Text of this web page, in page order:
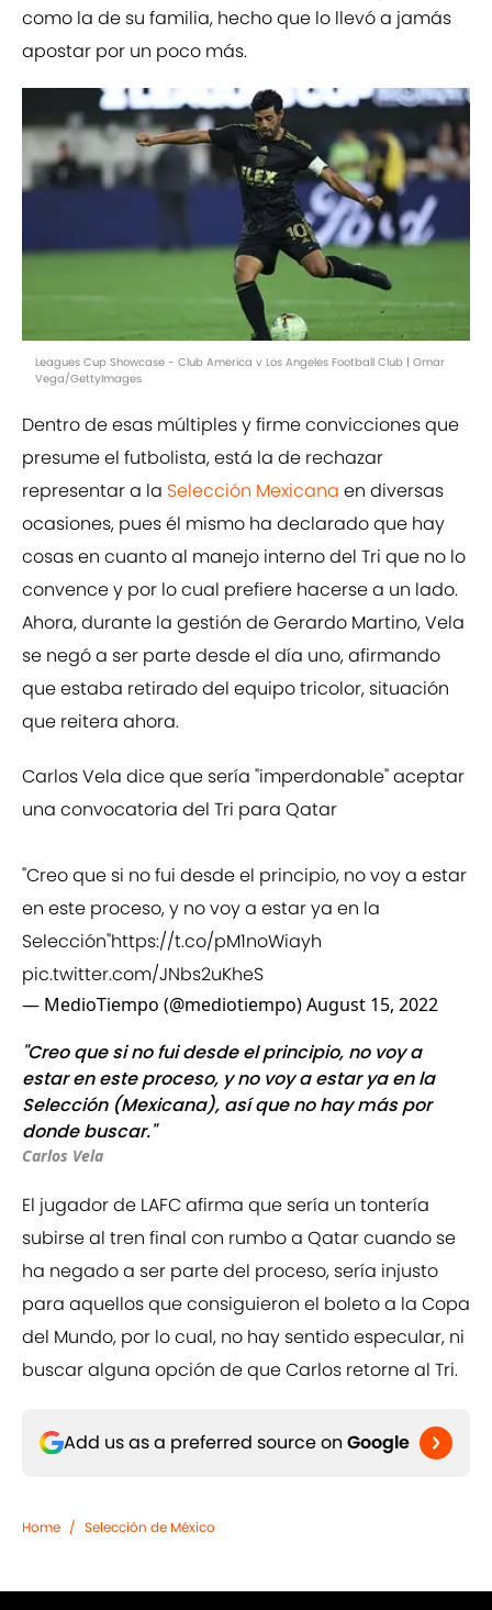
como la de su familia, hecho que lo llevó a jamás
apostar por un poco más.
Leagues Cup Showcase - Club America v Los Angeles Football Club | Omar
Vega/GettyImages
Dentro de esas múltiples y firme convicciones que
presume el futbolista, está la de rechazar
representar a la Selección Mexicana en diversas
ocasiones, pues él mismo ha declarado que hay
cosas en cuanto al manejo interno del Tri que no lo
convence y por lo cual prefiere hacerse a un lado.
Ahora, durante la gestión de Gerardo Martino, Vela
se negó a ser parte desde el día uno, afirmando
que estaba retirado del equipo tricolor, situación
que reitera ahora.
Carlos Vela dice que sería "imperdonable" aceptar
una convocatoria del Tri para Qatar
"Creo que si no fui desde el principio, no voy a estar
en este proceso, y no voy a estar ya en la
Selección"https://t.co/pM1noWiayh
pic.twitter.com/JNbs2uKheS
— MedioTiempo (@mediotiempo)August 15, 2022
"Creo que si no fui desde el principio, no voy a
estar en este proceso, y no voy a estar ya en la
Selección (Mexicana), así que no hay más por
donde buscar."
Carlos Vela
El jugador de LAFC afirma que sería un tontería
subirse al tren final con rumbo a Qatar cuando se
ha negado a ser parte del proceso, sería injusto
para aquellos que consiguieron el boleto a la Copa
del Mundo, por lo cual, no hay sentido especular, ni
buscar alguna opción de que Carlos retorne al Tri.
Add us as a preferred source on Google
Home / Selección de México